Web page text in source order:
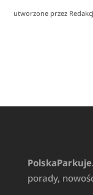
utworzone przez
porady,